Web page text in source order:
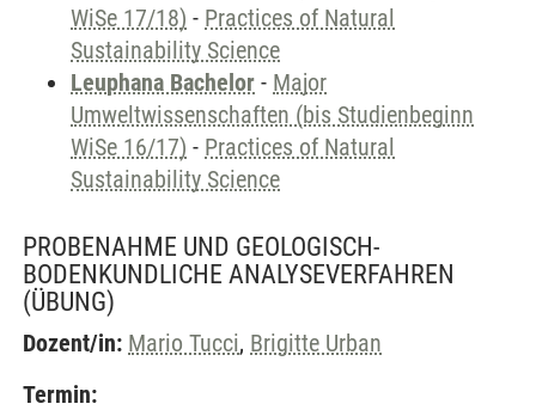
WiSe 17/18) - Practices of Natural
Sustainability Science
Leuphana Bachelor - Major
Umweltwissenschaften (bis Studienbeginn
WiSe 16/17) - Practices of Natural
Sustainability Science
PROBENAHME UND GEOLOGISCH-
BODENKUNDLICHE ANALYSEVERFAHREN
(ÜBUNG)
Dozent/in: Mario Tucci, Brigitte Urban
Termin: